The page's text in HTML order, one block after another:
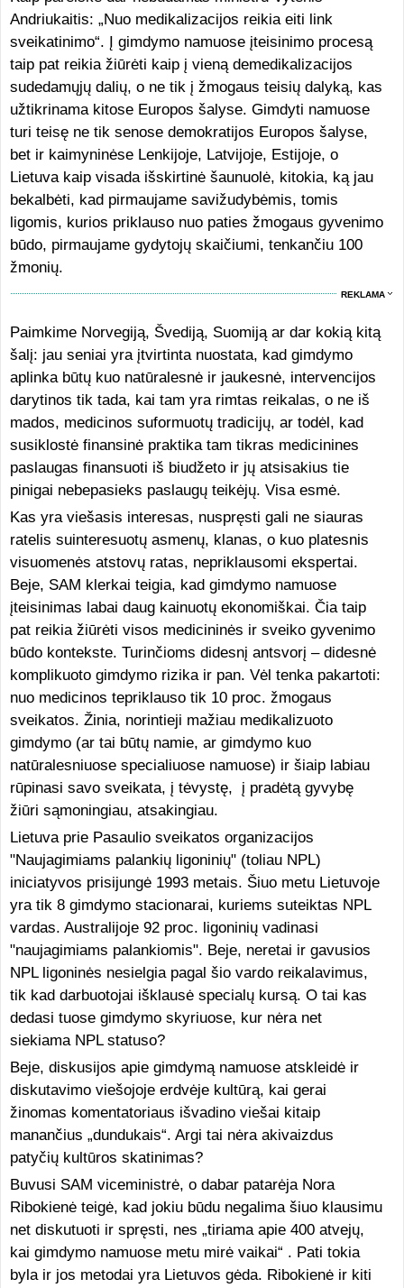
Andriukaitis: „Nuo medikalizacijos reikia eiti link
sveikatinimo“. Į gimdymo namuose įteisinimo procesą
taip pat reikia žiūrėti kaip į vieną demedikalizacijos
sudedamųjų dalių, o ne tik į žmogaus teisių dalyką, kas
užtikrinama kitose Europos šalyse. Gimdyti namuose
turi teisę ne tik senose demokratijos Europos šalyse,
bet ir kaimyninėse Lenkijoje, Latvijoje, Estijoje, o
Lietuva kaip visada išskirtinė šaunuolė, kitokia, ką jau
bekalbėti, kad pirmaujame savižudybėmis, tomis
ligomis, kurios priklauso nuo paties žmogaus gyvenimo
būdo, pirmaujame gydytojų skaičiumi, tenkančiu 100
žmonių.
REKLAMA
Paimkime Norvegiją, Švediją, Suomiją ar dar kokią kitą
šalį: jau seniai yra įtvirtinta nuostata, kad gimdymo
aplinka būtų kuo natūralesnė ir jaukesnė, intervencijos
darytinos tik tada, kai tam yra rimtas reikalas, o ne iš
mados, medicinos suformuotų tradicijų, ar todėl, kad
susiklostė finansinė praktika tam tikras medicinines
paslaugas finansuoti iš biudžeto ir jų atsisakius tie
pinigai nebepasieks paslaugų teikėjų. Visa esmė.
Kas yra viešasis interesas, nuspręsti gali ne siauras
ratelis suinteresuotų asmenų, klanas, o kuo platesnis
visuomenės atstovų ratas, nepriklausomi ekspertai.
Beje, SAM klerkai teigia, kad gimdymo namuose
įteisinimas labai daug kainuotų ekonomiškai. Čia taip
pat reikia žiūrėti visos medicininės ir sveiko gyvenimo
būdo kontekste. Turinčioms didesnį antsvorį – didesnė
komplikuoto gimdymo rizika ir pan. Vėl tenka pakartoti:
nuo medicinos tepriklauso tik 10 proc. žmogaus
sveikatos. Žinia, norintieji mažiau medikalizuoto
gimdymo (ar tai būtų namie, ar gimdymo kuo
natūralesniuose specialiuose namuose) ir šiaip labiau
rūpinasi savo sveikata, į tėvystę, į pradėtą gyvybę
žiūri sąmoningiau, atsakingiau.
Lietuva prie Pasaulio sveikatos organizacijos
"Naujagimiams palankių ligoninių" (toliau NPL)
iniciatyvos prisijungė 1993 metais. Šiuo metu Lietuvoje
yra tik 8 gimdymo stacionarai, kuriems suteiktas NPL
vardas. Australijoje 92 proc. ligoninių vadinasi
"naujagimiams palankiomis". Beje, neretai ir gavusios
NPL ligoninės nesielgia pagal šio vardo reikalavimus,
tik kad darbuotojai išklausė specialų kursą. O tai kas
dedasi tuose gimdymo skyriuose, kur nėra net
siekiama NPL statuso?
Beje, diskusijos apie gimdymą namuose atskleidė ir
diskutavimo viešojoje erdvėje kultūrą, kai gerai
žinomas komentatoriaus išvadino viešai kitaip
manančius „dundukais“. Argi tai nėra akivaizdus
patyčių kultūros skatinimas?
Buvusi SAM viceministrė, o dabar patarėja Nora
Ribokienė teigė, kad jokiu būdu negalima šiuo klausimu
net diskutuoti ir spręsti, nes „tiriama apie 400 atvejų,
kai gimdymo namuose metu mirė vaikai“ . Pati tokia
byla ir jos metodai yra Lietuvos gėda. Ribokienė ir kiti